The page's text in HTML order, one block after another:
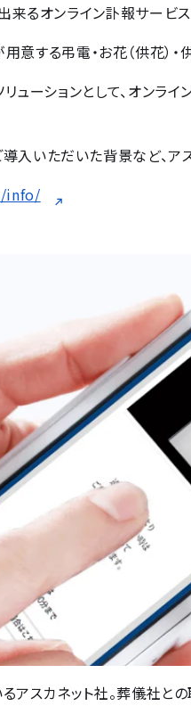
るオンライン訃報サービス
する弔電・お花（供花）・
ーションとして、オンライ
導入いただいた背景など、
info/
アスカネット社。葬儀社